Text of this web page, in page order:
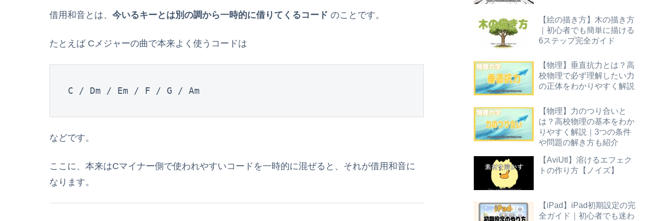
借用和音とは、 今いるキーとは別の調から一時的に借りてくるコード のことです。
たとえば Cメジャーの曲で本来よく使うコードは
C / Dm / Em / F / G / Am
などです。
ここに、本来はCマイナー側で使われやすいコードを一時的に混ぜると、それが借用和音に
なります。
【絵の描き方】木の描き方
｜初心者でも簡単に描ける
6ステップ完全ガイド
【物理】垂直抗力とは？高
校物理で必ず理解したい力
の正体をわかりやすく解説
【物理】力のつり合いと
は？高校物理の基本をわか
りやすく解説｜3つの条件
や問題の解き方も紹介
【AviUtl】溶けるエフェク
トの作り方【ノイズ】
【iPad】iPad初期設定の完
全ガイド｜初心者でも迷わ